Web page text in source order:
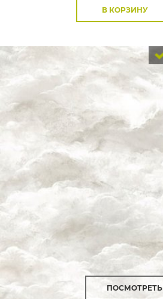
В КОРЗИНУ
ПОСМОТРЕТЬ